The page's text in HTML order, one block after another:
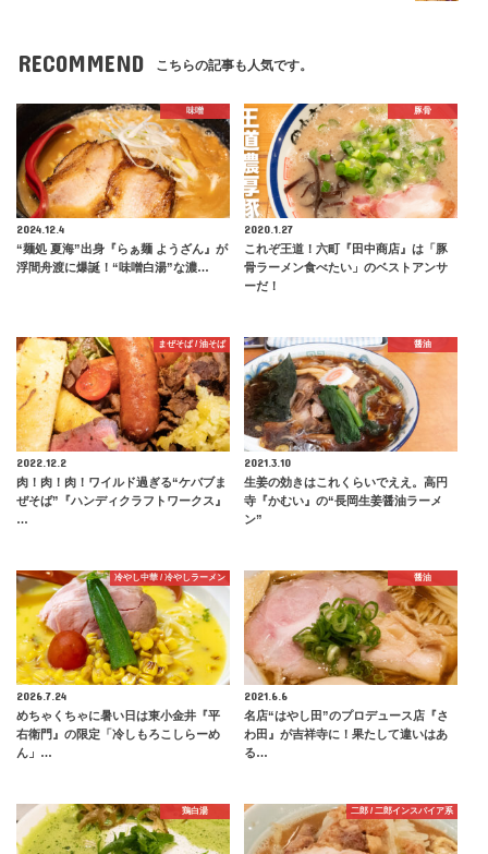
RECOMMEND こちらの記事も人気です。
味噌
2024.12.4
“麺処 夏海”出身『らぁ麺 ようざん』が
浮間舟渡に爆誕！“味噌白湯”な濃…
豚骨
2020.1.27
これぞ王道！六町『田中商店』は「豚
骨ラーメン食べたい」のベストアンサ
ーだ！
まぜそば / 油そば
2022.12.2
肉！肉！肉！ワイルド過ぎる“ケバブま
ぜそば”『ハンディクラフトワークス』
…
醤油
2021.3.10
生姜の効きはこれくらいでええ。高円
寺『かむい』の“長岡生姜醤油ラーメ
ン”
冷やし中華 / 冷やしラーメン
2026.7.24
めちゃくちゃに暑い日は東小金井『平
右衛門』の限定「冷しもろこしらーめ
ん」…
醤油
2021.6.6
名店“はやし田”のプロデュース店『さ
わ田』が吉祥寺に！果たして違いはあ
る…
鶏白湯 二郎 / 二郎インスパイア系